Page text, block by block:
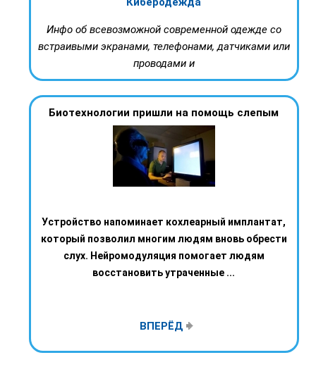
Инфо об всевозможной современной одежде со
встраивыми экранами, телефонами, датчиками или
проводами и
Биотехнологии пришли на помощь слепым
Устройство напоминает кохлеарный имплантат,
который позволил многим людям вновь обрести
слух. Нейромодуляция помогает людям
восстановить утраченные ...
ВПЕРЁД